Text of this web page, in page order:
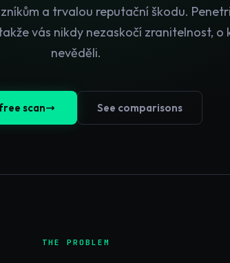
a trvalou reputační škodu.
vás nikdy nezaskočí zranitelnost, o
nevěděli.
scan See comparisons
THE PROBLEM